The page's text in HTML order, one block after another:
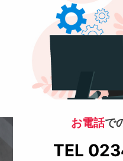
お電話で
TEL